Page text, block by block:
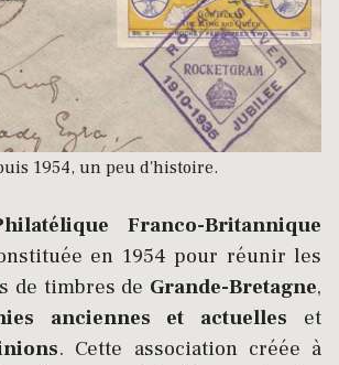
1954, un peu d'histoire.
Franco-Britannique
en 1954 pour réunir les
de timbres de Grande-Bretagne,
anciennes et actuelles et
. Cette association créée à